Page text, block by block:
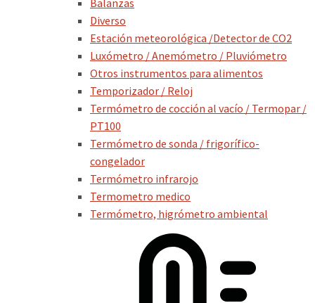
Balanzas
Diverso
Estación meteorológica /Detector de CO2
Luxómetro / Anemómetro / Pluviómetro
Otros instrumentos para alimentos
Temporizador / Reloj
Termómetro de cocción al vacío / Termopar /
PT100
Termómetro de sonda / frigorífico-
congelador
Termómetro infrarojo
Termometro medico
Termómetro, higrómetro ambiental